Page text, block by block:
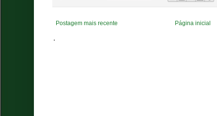
Postagem mais recente Página inicial
.